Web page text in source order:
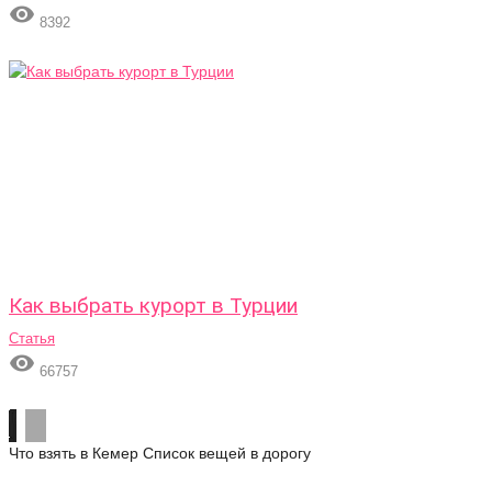
 8392
Как выбрать курорт в Турции
Статья
 66757
Что взять в Кемер Список вещей в дорогу